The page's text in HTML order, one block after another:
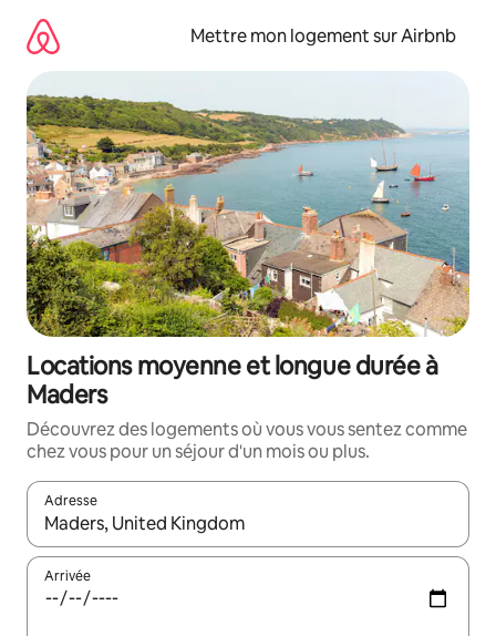
directement
contenu
Mettre mon logement sur Airbnb
Locations moyenne et longue durée à
Maders
Découvrez des logements où vous vous sentez comme
chez vous pour un séjour d'un mois ou plus.
Adresse
Lorsque les résultats s'affichent, utilisez les flèches vers le
Arrivée